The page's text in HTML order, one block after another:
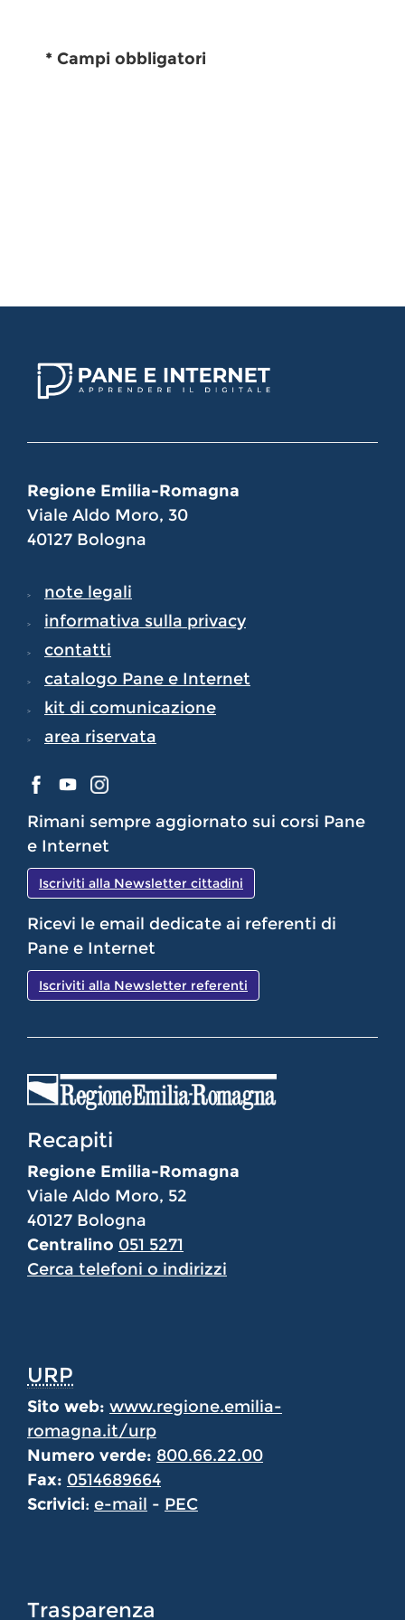
* Campi obbligatori
Regione Emilia-Romagna
Viale Aldo Moro, 30
40127 Bologna
note legali
informativa sulla privacy
contatti
catalogo Pane e Internet
kit di comunicazione
area riservata
Rimani sempre aggiornato sui corsi Pane
e Internet
Iscriviti alla Newsletter cittadini
Ricevi le email dedicate ai referenti di
Pane e Internet
Iscriviti alla Newsletter referenti
Recapiti
Regione Emilia-Romagna
Viale Aldo Moro, 52
40127 Bologna
Centralino 051 5271
Cerca telefoni o indirizzi
URP
Sito web: www.regione.emilia-
romagna.it/urp
Numero verde: 800.66.22.00
Fax: 0514689664
Scrivici: e-mail - PEC
Trasparenza